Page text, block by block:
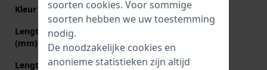
Kleur sluiting
Zilver
Lengte band op 12 uur
(mm)
Lengte band op 6 uur (mm) 135 mm
soorten cookies. Voor sommige
soorten hebben we uw toestemming
nodig.
De noodzakelijke cookies en
anonieme statistieken zijn altijd